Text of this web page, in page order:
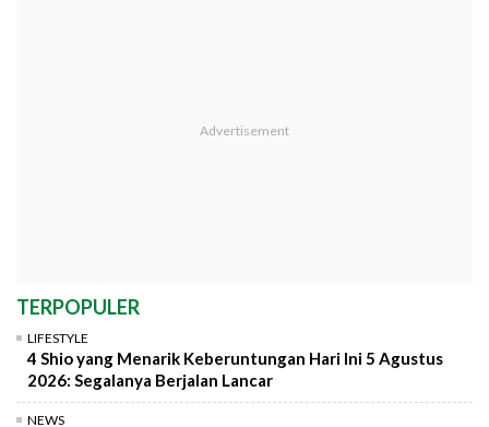
TERPOPULER
LIFESTYLE
4 Shio yang Menarik Keberuntungan Hari Ini 5 Agustus
2026: Segalanya Berjalan Lancar
NEWS